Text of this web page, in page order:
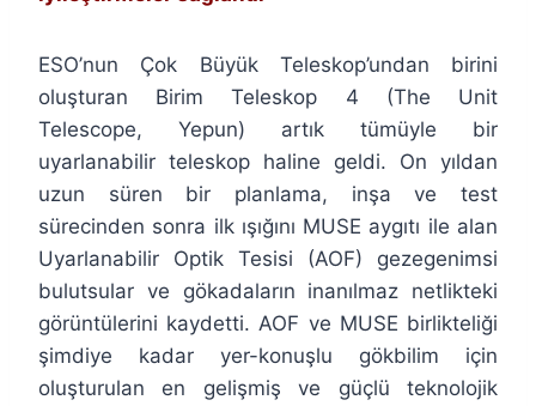
ESO’nun Çok Büyük Teleskop’undan birini
oluşturan Birim Teleskop 4 (The Unit
Telescope, Yepun) artık tümüyle bir
uyarlanabilir teleskop haline geldi. On yıldan
uzun süren bir planlama, inşa ve test
sürecinden sonra ilk ışığını MUSE aygıtı ile alan
Uyarlanabilir Optik Tesisi (AOF) gezegenimsi
bulutsular ve gökadaların inanılmaz netlikteki
görüntülerini kaydetti. AOF ve MUSE birlikteliği
şimdiye kadar yer-konuşlu gökbilim için
oluşturulan en gelişmiş ve güçlü teknolojik